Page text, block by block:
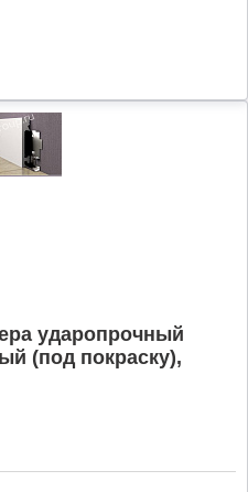
ударопрочный
(под покраску),